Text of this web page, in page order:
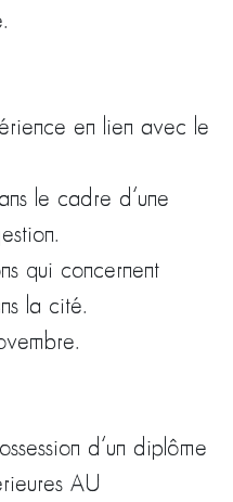
en lien avec le
le cadre d’une
qui concernent
la cité.
d’un diplôme
AU